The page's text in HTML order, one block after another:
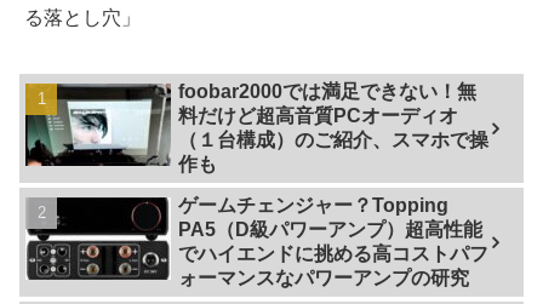
る落とし穴」
foobar2000では満足できない！無
料だけど超高音質PCオーディオ
（１台構成）のご紹介、スマホで操
作も
ゲームチェンジャー？Topping
PA5（D級パワーアンプ）超高性能
でハイエンドに挑める高コストパフ
ォーマンスなパワーアンプの研究